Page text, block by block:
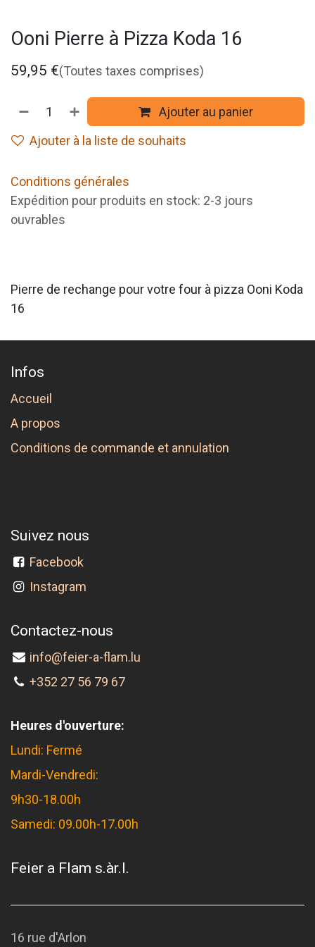
Ooni Pierre à Pizza Koda 16
59,95 €(Toutes taxes comprises)
Ajouter au panier
Ajouter à la liste de souhaits
Conditions générales
Expédition pour produits en stock: 2-3 jours
ouvrables
Pierre de rechange pour votre four à pizza Ooni Koda
16
Infos
Accueil
A propos
Conditions de commande et annulation
Suivez nous
Facebook
Instagram
Contactez-nous
info@feier-a-flam.lu
+352 27 56 79 67
Heures d'ouverture:
Lundi: Fermé
Mardi-Vendredi:
9h30-18.00h
Samedi: 09.00h-17.00h
Feier a Flam s.àr.l.
16 rue d'Arlon